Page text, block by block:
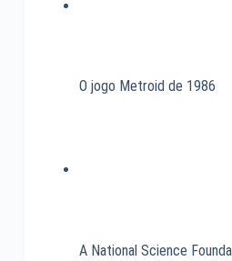
O jogo Metroid de 1986
A National Science